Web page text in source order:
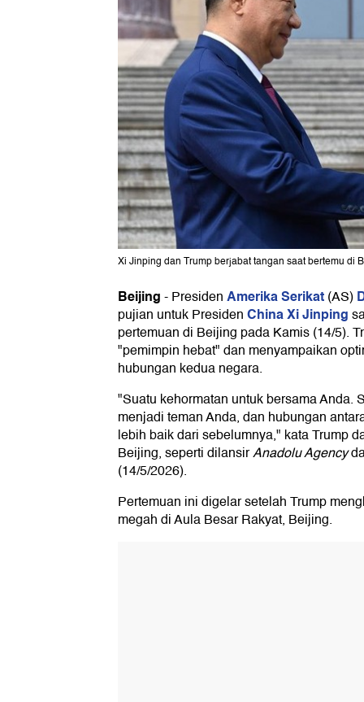
Xi Jinping dan Trump berjabat tangan saat bertemu di
Beijing-PresidenAmerika Serikat(AS)
pujian untuk PresidenChinaXi Jinping
pertemuan di Beijing pada Kamis (14/5).
"pemimpin hebat" dan menyampaikan
hubungan kedua negara.
"Suatu kehormatan untuk bersama Anda.
menjadi teman Anda, dan hubungan
lebih baik dari sebelumnya," kata Trump
Beijing, seperti dilansirAnadolu Agency
(14/5/2026).
Pertemuan ini digelar setelah Trump
megah di Aula Besar Rakyat, Beijing.